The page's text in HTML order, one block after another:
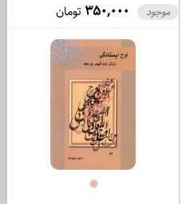
350,000 تومان موجود